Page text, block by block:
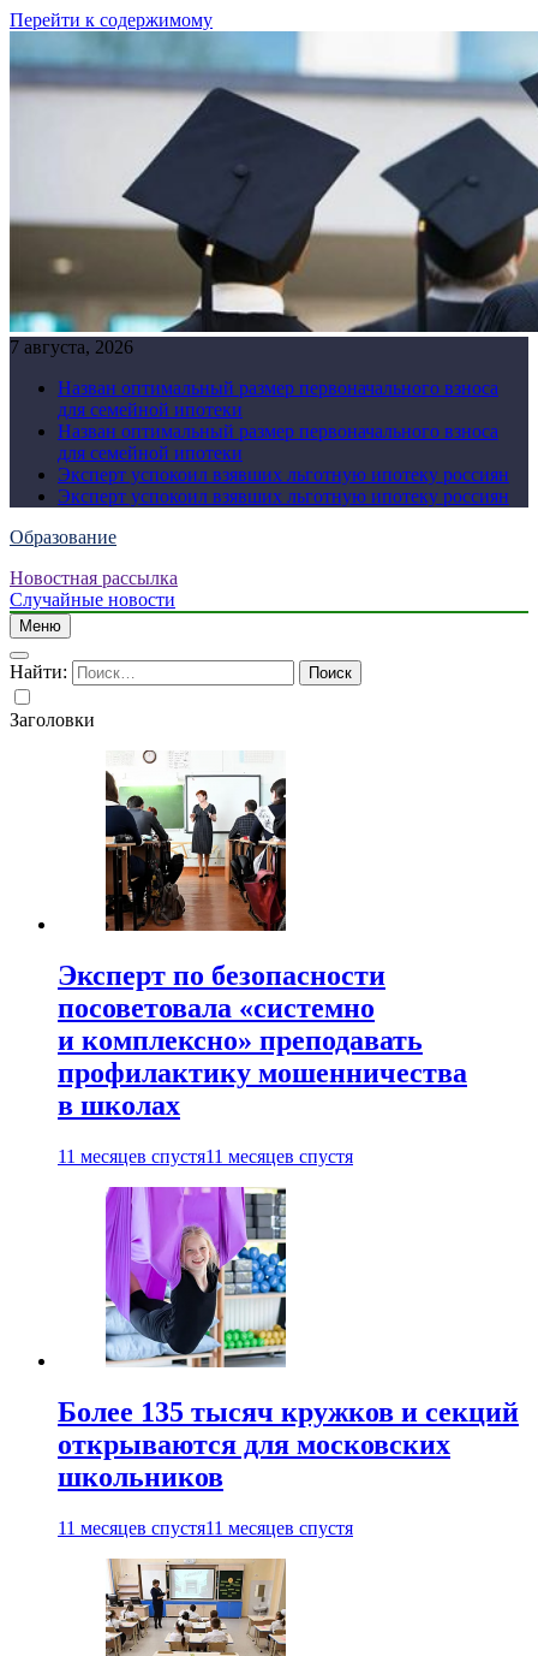
Перейти к содержимому
7 августа, 2026
Назван оптимальный размер первоначального взноса
для семейной ипотеки
Назван оптимальный размер первоначального взноса
для семейной ипотеки
Эксперт успокоил взявших льготную ипотеку россиян
Эксперт успокоил взявших льготную ипотеку россиян
Образование
Новостная рассылка
Случайные новости
Меню
Найти:
Заголовки
Эксперт по безопасности
посоветовала «системно
и комплексно» преподавать
профилактику мошенничества
в школах
11 месяцев спустя11 месяцев спустя
Более 135 тысяч кружков и секций
открываются для московских
школьников
11 месяцев спустя11 месяцев спустя